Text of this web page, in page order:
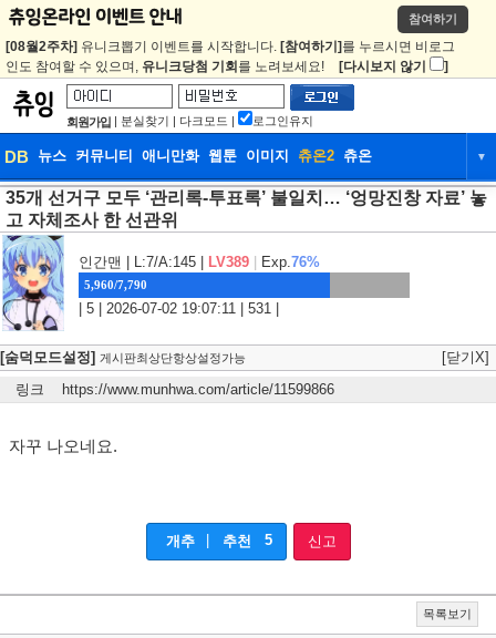
참여하기
[08월2주차] 유니크뽑기 이벤트를 시작합니다. [참여하기] 를 누르시면 비로그
인도 참여할 수 있으며, 유니크당첨 기회 를 노려보세요! [다시보지 않기 ]
회원가입 | 분실찾기 | 다크모드 | 로그인유지
DB 뉴스 커뮤니티 애니만화 웹툰 이미지 츄온2 츄온 ▼
DB 뉴스 커뮤니티 애니만화
웹툰
35개 선거구 모두 ‘관리록-투표록’ 불일치… ‘엉망진창 자료’ 놓
고 자체조사 한 선관위
인간맨 | L:7/A:145 | LV389 Exp.76%
5,960/7,790
| 5 | 2026-07-02 19:07:11 | 531 |
[숨덕모드설정] 게시판최상단항상설정가능
[닫기X]
링크
https://www.munhwa.com/article/11599866
자꾸 나오네요.
개추 추천 5 신고
목록보기